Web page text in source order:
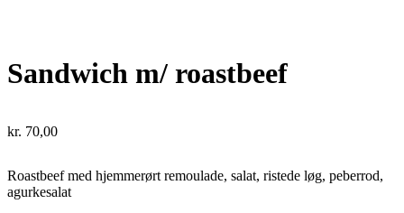
Sandwich m/ roastbeef
kr. 70,00
Roastbeef med hjemmerørt remoulade, salat, ristede løg, peberrod,
agurkesalat